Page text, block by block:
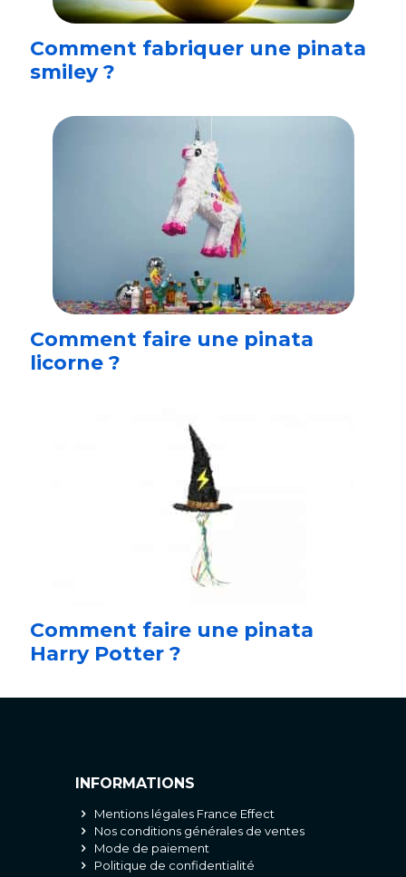
Comment fabriquer une pinata
smiley ?
Comment faire une pinata
licorne ?
Comment faire une pinata
Harry Potter ?
INFORMATIONS
Mentions légales France Effect
Nos conditions générales de ventes
Mode de paiement
Politique de confidentialité